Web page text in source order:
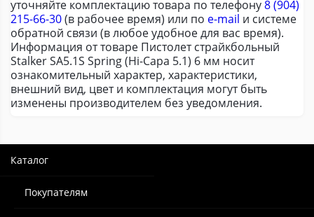
уточняйте комплектацию товара по телефону8 (904)
215-66-30(в рабочее время) или по e-mail и системе
обратной связи (в любое удобное для вас время).
Информация от товаре Пистолет страйкбольный
Stalker SA5.1S Spring (Hi-Capa 5.1) 6 мм носит
ознакомительный характер, характеристики,
внешний вид, цвет и комплектация могут быть
изменены производителем без уведомления.
Каталог
Покупателям